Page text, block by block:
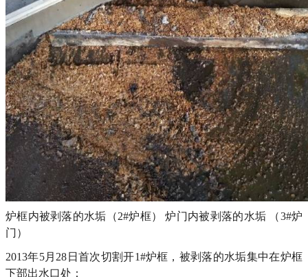
炉框内被剥落的水垢（2#炉框） 炉门内被剥落的水垢 （3#炉
门）
2013年5月28日首次切割开1#炉框，被剥落的水垢集中在炉框
下部出水口处：